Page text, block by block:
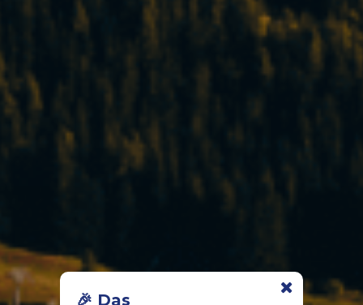
🎉 Das